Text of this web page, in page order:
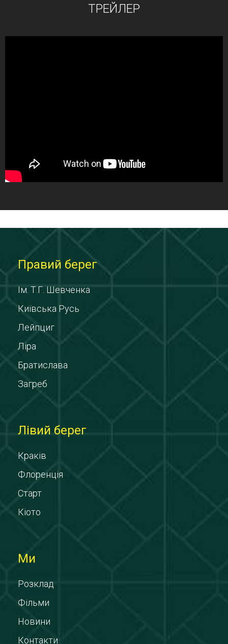
ТРЕЙЛЕР
Правий берег
Ім. Т.Г. Шевченка
Київська Русь
Лейпциг
Ліра
Братислава
Загреб
Лівий берег
Краків
Флоренція
Старт
Кіото
Ми
Розклад
Фільми
Новини
Контакти